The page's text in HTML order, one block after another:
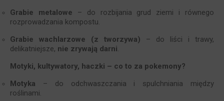
Grabie metalowe – do rozbijania grud ziemi i równego
rozprowadzania kompostu.
Grabie wachlarzowe (z tworzywa) – do liści i trawy,
delikatniejsze, nie zrywają darni.
Motyki, kultywatory, haczki – co to za pokemony?
Motyka – do odchwaszczania i spulchniania między
roślinami.